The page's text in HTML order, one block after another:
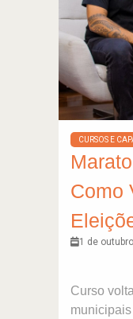
CURSOS E
Como
1 de
Curso